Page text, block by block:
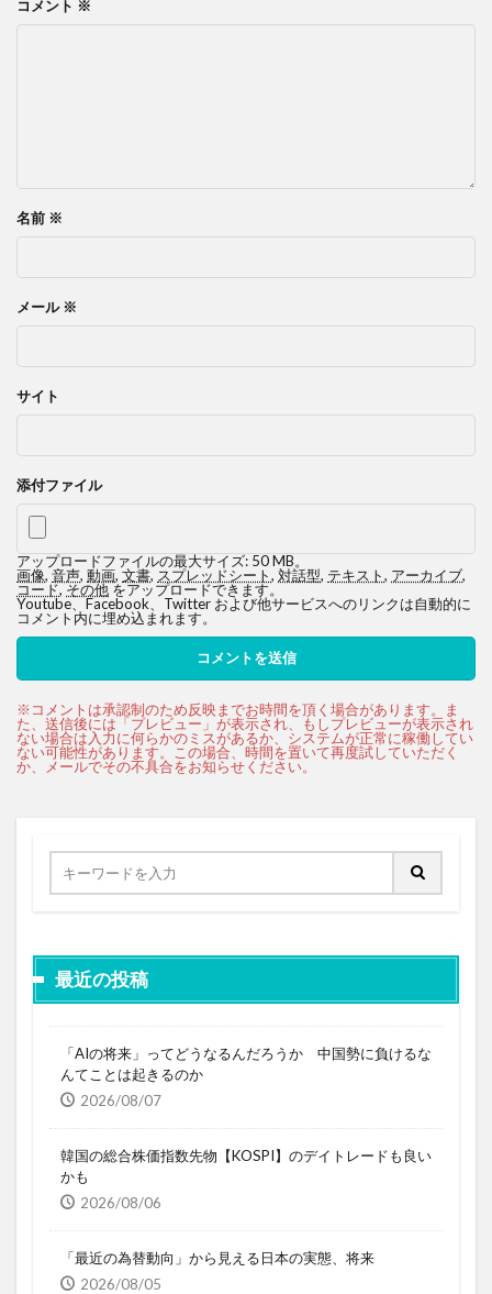
コメント ※
名前 ※
メール ※
サイト
添付ファイル
アップロードファイルの最大サイズ: 50 MB。
画像, 音声, 動画, 文書, スプレッドシート, 対話型, テキスト, アーカイブ,
コード,その他をアップロードできます。
Youtube、Facebook、Twitter および他サービスへのリンクは自動的に
コメント内に埋め込まれます。
最近の投稿
「AIの将来」ってどうなるんだろうか 中国勢に負けるな
んてことは起きるのか
2026/08/07
韓国の総合株価指数先物【KOSPI】のデイトレードも良い
かも
2026/08/06
「最近の為替動向」から見える日本の実態、将来
2026/08/05